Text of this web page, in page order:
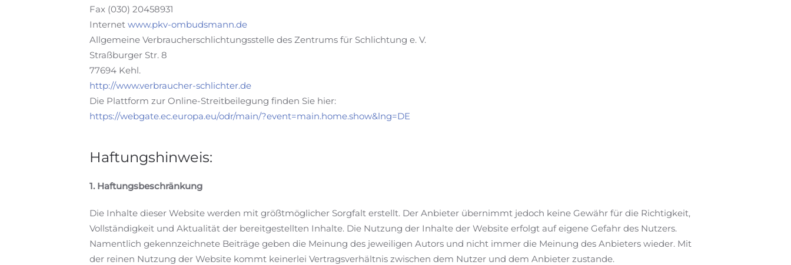
Fax (030) 20458931
Internet www.pkv-ombudsmann.de
Allgemeine Verbraucherschlichtungsstelle des Zentrums für Schlichtung e. V.
Straßburger Str. 8
77694 Kehl.
http://www.verbraucher-schlichter.de
Die Plattform zur Online-Streitbeilegung finden Sie hier:
https://webgate.ec.europa.eu/odr/main/?event=main.home.show&lng=DE
Haftungshinweis:
1. Haftungsbeschränkung
Die Inhalte dieser Website werden mit größtmöglicher Sorgfalt erstellt. Der Anbieter übernimmt jedoch keine Gewähr für die Richtigkeit,
Vollständigkeit und Aktualität der bereitgestellten Inhalte. Die Nutzung der Inhalte der Website erfolgt auf eigene Gefahr des Nutzers.
Namentlich gekennzeichnete Beiträge geben die Meinung des jeweiligen Autors und nicht immer die Meinung des Anbieters wieder. Mit
der reinen Nutzung der Website kommt keinerlei Vertragsverhältnis zwischen dem Nutzer und dem Anbieter zustande.